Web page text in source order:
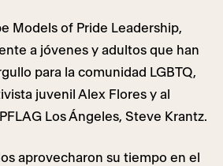
Models of Pride Leadership,
a jóvenes y adultos que han
para la comunidad LGBTQ,
juvenil Alex Flores y al
Los Ángeles, Steve Krantz.
aprovecharon su tiempo en el